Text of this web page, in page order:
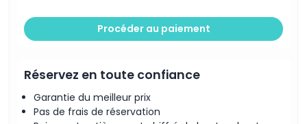
Procéder au paiement
Réservez en toute confiance
Garantie du meilleur prix
Pas de frais de réservation